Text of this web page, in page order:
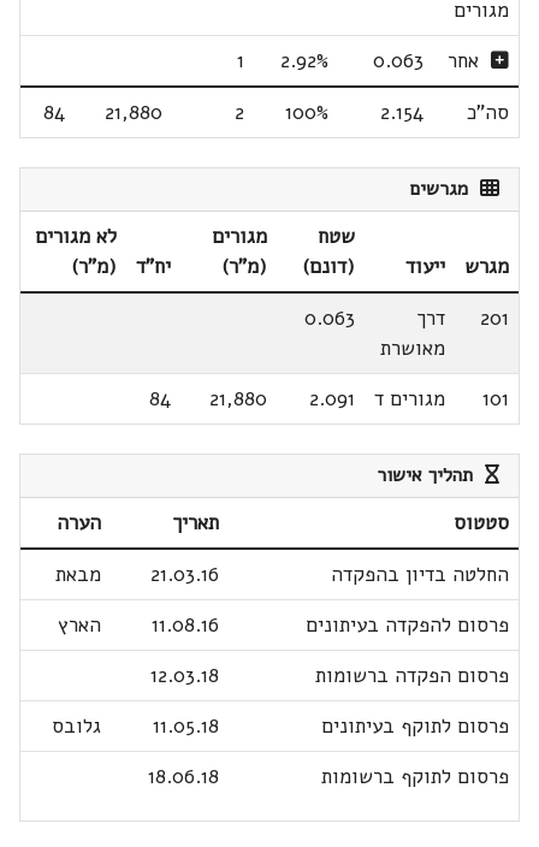
מגורים
אחר
0.063
2.92%
1
סה"כ
2.154
100%
2
21,880
84
מגרשים
מגרש ייעוד
שטח
(דונם)
מגורים
(מ"ר)
יח"ד
לא מגורים
(מ"ר)
201
דרך
מאושרת
0.063
101 מגורים ד 2.091
21,880
84
תהליך אישור
סטטוס תאריך
הערה
החלטה בדיון בהפקדה
21.03.16
מבאת
פרסום להפקדה בעיתונים
11.08.16
הארץ
פרסום הפקדה ברשומות
12.03.18
פרסום לתוקף בעיתונים
11.05.18
גלובס
פרסום לתוקף ברשומות
18.06.18